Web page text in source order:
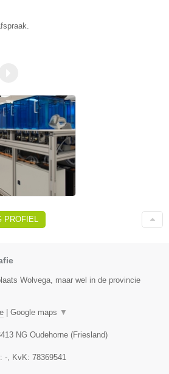
PROFIEL
Wolvega, maar wel in de provincie
| Google maps ▼
NG Oudehorne (Friesland)
- , KvK: 78369541